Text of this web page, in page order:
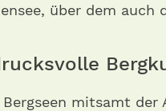
über dem auch
Bergseen mitsamt